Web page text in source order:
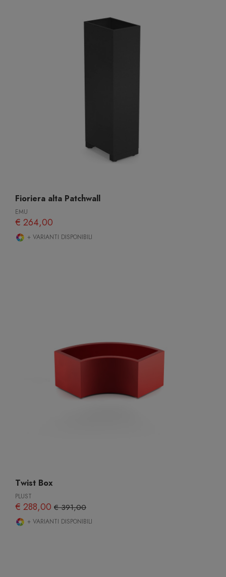
Fioriera alta Patchwall
EMU
€ 264,00
+ VARIANTI DISPONIBILI
Twist Box
PLUST
€ 288,00 € 391,00
+ VARIANTI DISPONIBILI